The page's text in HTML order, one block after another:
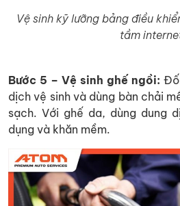
Vệ sinh kỹ lưỡng bảng điều
tầm
Bước 5 – Vệ sinh ghế ngồi:
dịch vệ sinh và dùng bàn chải
sạch. Với ghế da, dùng dung
dụng và khăn mềm.